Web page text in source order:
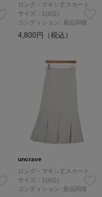
ロング・マキシ丈スカート
サイズ：1(S位)
コンディション: 新品同様
4,800円（税込）
uncrave
ロング・マキシ丈スカート
サイズ：1(S位)
コンディション: 新品同様